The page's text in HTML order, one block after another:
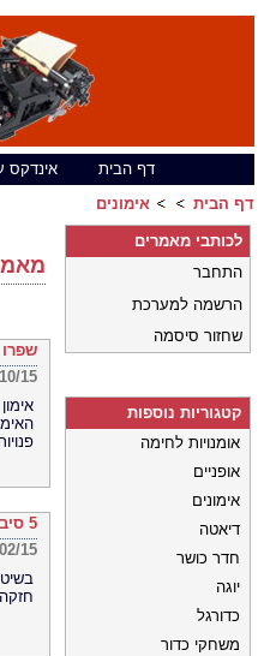
דף הבית אינדקס
דף הבית
אימונים
15
5 סיבות למשקולות כבדות באימון קרוספיט
15
לכותבי מאמרים
התחבר
הרשמה למערכת
שחזור סיסמה
קטגוריות נוספות
אומנויות לחימה
אופניים
אימונים
דיאטה
חדר כושר
יוגה
כדורגל
משחקי כדור